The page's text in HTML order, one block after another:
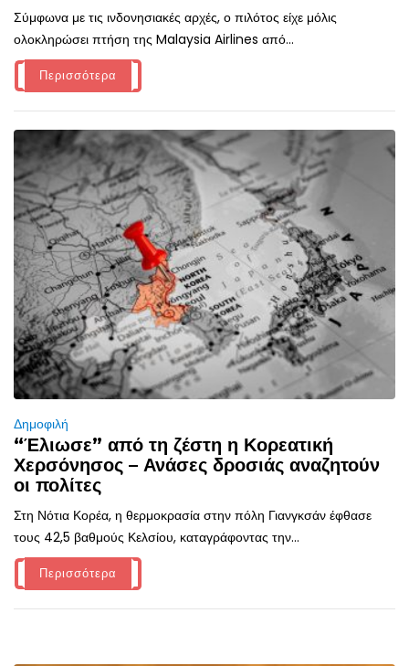
Σύμφωνα με τις ινδονησιακές αρχές, ο πιλότος είχε μόλις
ολοκληρώσει πτήση της Malaysia Airlines από...
Περισσότερα
Δημοφιλή
“Έλιωσε” από τη ζέστη η Κορεατική
Χερσόνησος – Ανάσες δροσιάς αναζητούν
οι πολίτες
Στη Νότια Κορέα, η θερμοκρασία στην πόλη Γιανγκσάν έφθασε
τους 42,5 βαθμούς Κελσίου, καταγράφοντας την...
Περισσότερα